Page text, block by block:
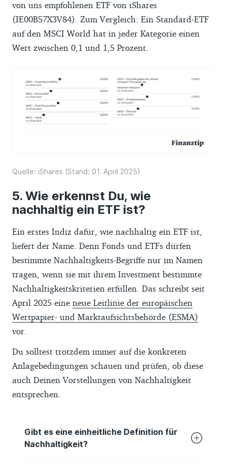
von uns empfohlenen ETF von iShares
(IE00B57X3V84). Zum Vergleich: Ein Standard-ETF
auf den MSCI World hat in jeder Kategorie einen
Wert zwischen 0,1 und 1,5 Prozent.
Quelle: iShares (Stand: 01. April 2025)
Wie erkennst Du, wie
nachhaltig ein ETF ist?
Ein erstes Indiz dafür, wie nachhaltig ein ETF ist,
liefert der Name. Denn Fonds und ETFs dürfen
bestimmte Nachhaltigkeits-Begriffe nur im Namen
tragen, wenn sie mit ihrem Investment bestimmte
Nachhaltigkeitskriterien erfüllen. Das schreibt seit
April 2025 eine neue Leitlinie der europäischen
Wertpapier- und Marktaufsichtsbehörde (ESMA)
vor.
Du solltest trotzdem immer auf die konkreten
Anlagebedingungen schauen und prüfen, ob diese
auch Deinen Vorstellungen von Nachhaltigkeit
entsprechen.
Gibt es eine einheitliche Definition für
Nachhaltigkeit?